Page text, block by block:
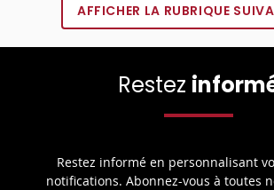
AFFICHER LA RUBRIQUE
Restez
Restez informé en personnalisant
notifications. Abonnez-vous à toutes